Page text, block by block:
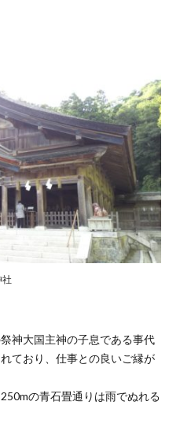
神大国主神の子息である事代
ており、仕事との良いご縁が
の青石畳通りは雨でぬれる